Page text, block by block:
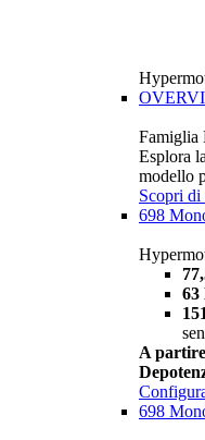
Famiglia
Esplora
modello
Scopri di
698
63
A
698